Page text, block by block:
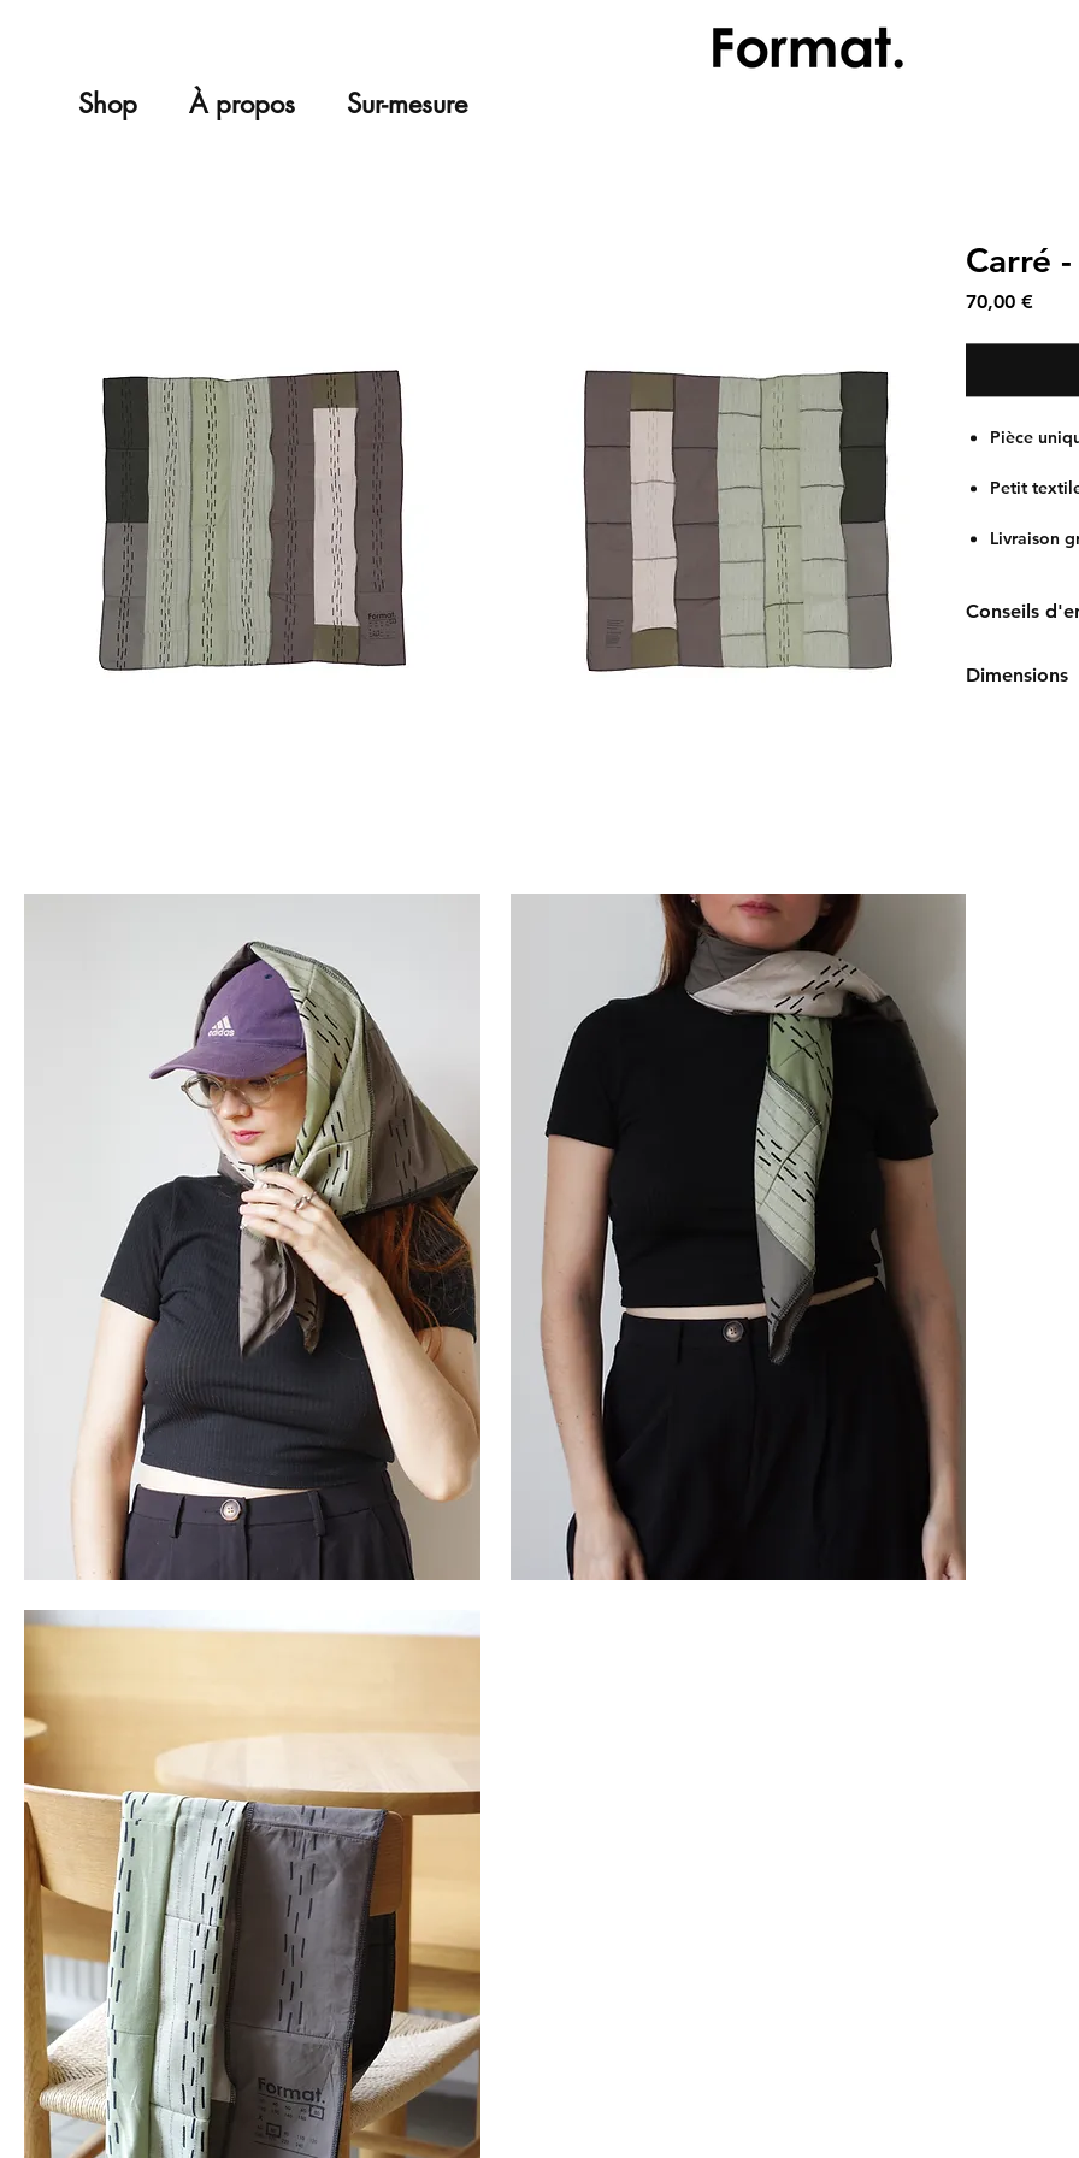
Shop À propos Sur-mesure
Carré
70,00 €Prix
Pièce
Petit
Livraison
Conseils
température
Dimensions